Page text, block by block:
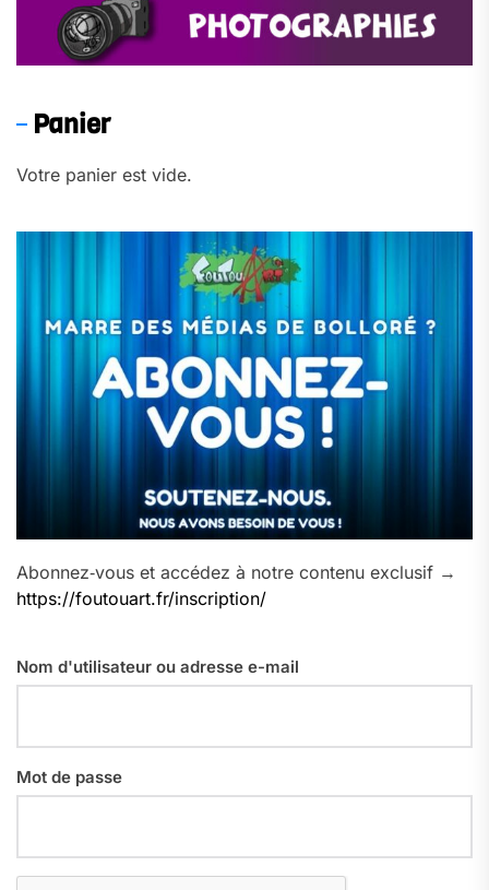
Panier
Votre panier est vide.
Abonnez‑vous et accédez à notre contenu exclusif →
https://foutouart.fr/inscription/
Nom d'utilisateur ou adresse e-mail
Mot de passe